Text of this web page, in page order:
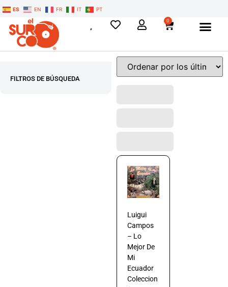
ES EN FR IT PT
0
FILTROS DE BÚSQUEDA
Luigui
Campos
– Lo
Mejor De
Mi
Ecuador
Coleccion